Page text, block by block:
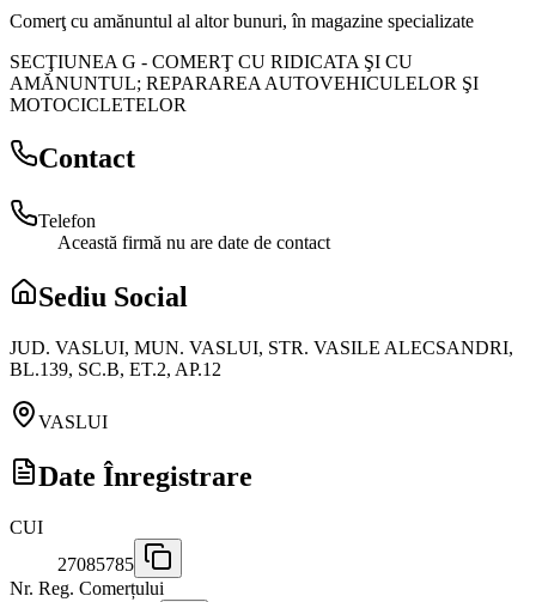
Comerţ cu amănuntul al altor bunuri, în magazine specializate
SECŢIUNEA G - COMERŢ CU RIDICATA ŞI CU
AMĂNUNTUL; REPARAREA AUTOVEHICULELOR ŞI
MOTOCICLETELOR
Contact
Telefon
Această firmă nu are date de contact
Sediu Social
JUD. VASLUI, MUN. VASLUI, STR. VASILE ALECSANDRI,
BL.139, SC.B, ET.2, AP.12
VASLUI
Date Înregistrare
CUI
27085785
Nr. Reg. Comerțului